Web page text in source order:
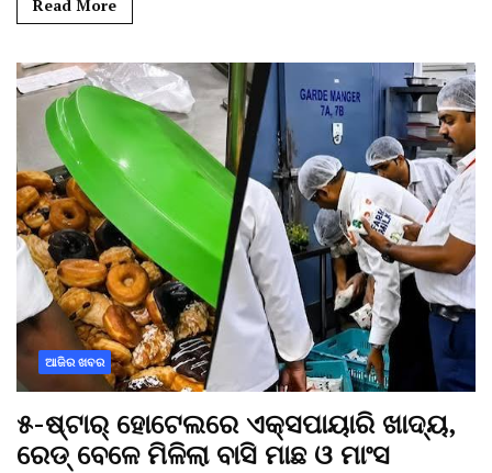
Read More
ଆଜିର ଖବର
୫-ଷ୍ଟାର୍ ହୋଟେଲରେ ଏକ୍ସପାୟାରି ଖାଦ୍ୟ,
ରେଡ୍ ବେଳେ ମିଳିଲା ବାସି ମାଛ ଓ ମାଂସ